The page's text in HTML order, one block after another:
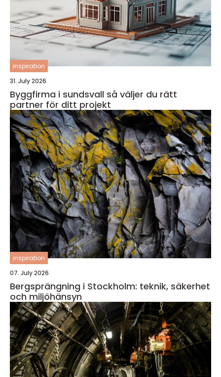
inspiration
31. July 2026
Byggfirma i sundsvall så väljer du rätt
partner för ditt projekt
inspiration
07. July 2026
Bergsprängning i Stockholm: teknik, säkerhet
och miljöhänsyn